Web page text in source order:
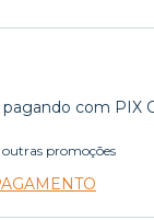
pagando com PIX
promoções